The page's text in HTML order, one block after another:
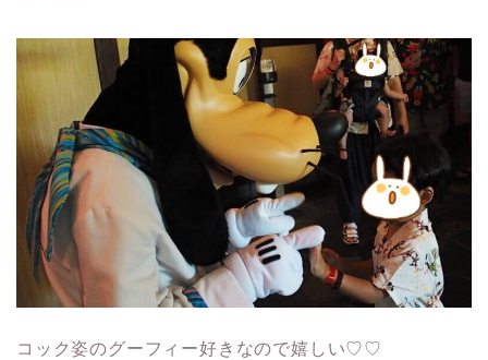
コック姿のグーフィー好きなので嬉しい♡♡